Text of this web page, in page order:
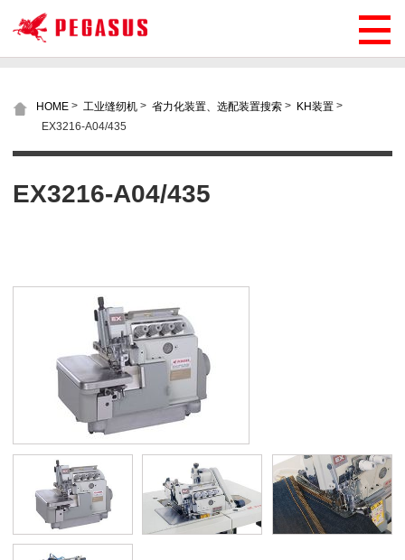
HOME > 工业缝纫机 > 省力化装置、选配装置搜索 > KH装置 >
EX3216-A04/435
EX3216-A04/435